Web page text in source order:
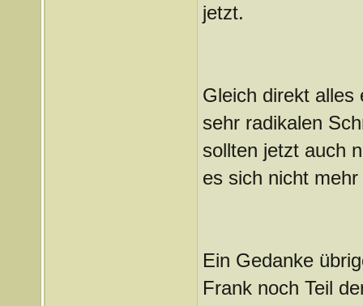
jetzt.
Gleich direkt alles
sehr radikalen
sollten jetzt auch
es sich nicht
Ein Gedanke
Frank noch Teil